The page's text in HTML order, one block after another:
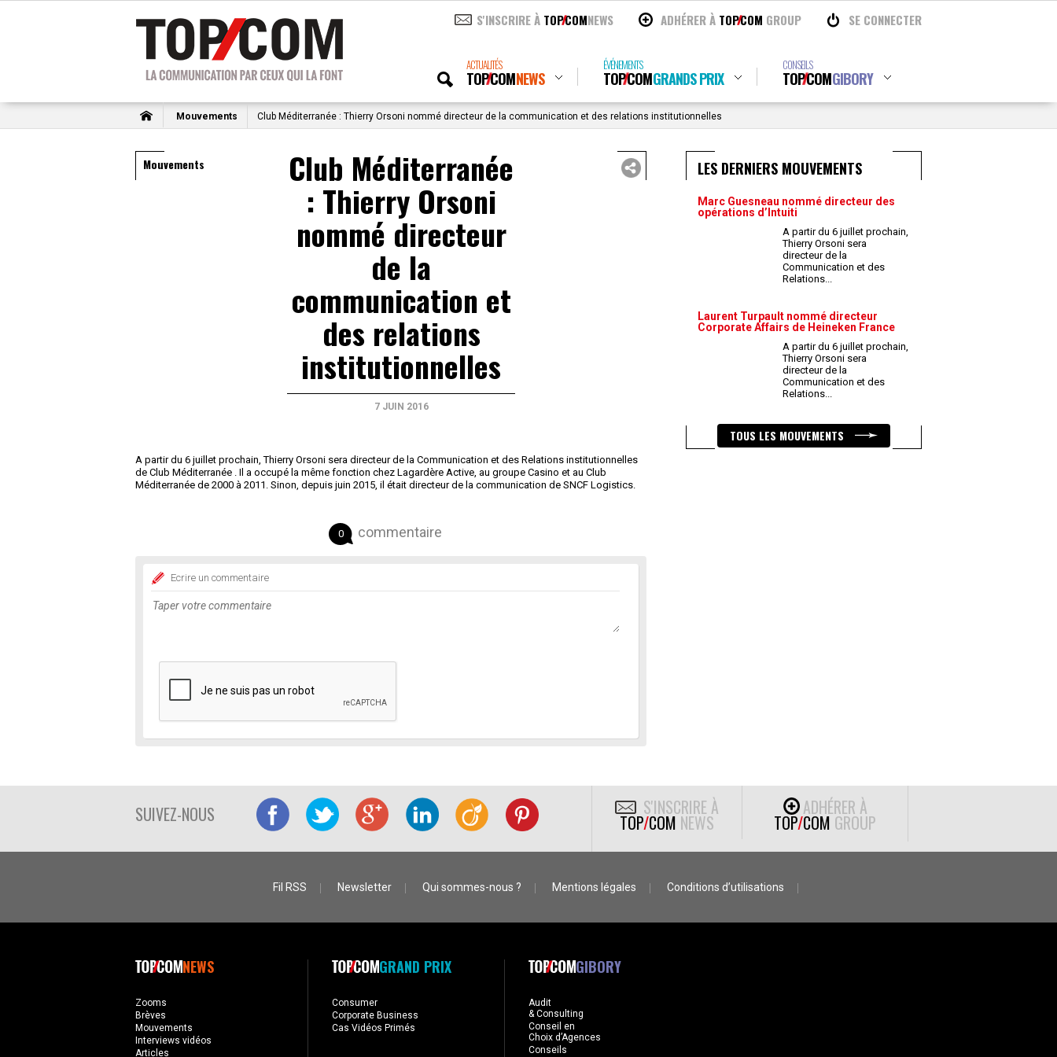
S'INSCRIRE À TOPCOMNEWS ADHÉRER À TOPCOM GROUP SE CONNECTER
ACTUALITÉS
TOPCOMNEWS
ÉVÉNEMENTS
TOPCOMGRANDS PRIX
CONSEILS
TOPCOMGIBORY
Mouvements Club Méditerranée : Thierry Orsoni nommé directeur de la communication et des relations institutionnelles
Mouvements Club Méditerranée
: Thierry Orsoni
nommé directeur
de la
communication et
des relations
institutionnelles
7 JUIN 2016
A partir du 6 juillet prochain, Thierry Orsoni sera directeur de la Communication et des Relations institutionnelles
de Club Méditerranée . Il a occupé la même fonction chez Lagardère Active, au groupe Casino et au Club
Méditerranée de 2000 à 2011. Sinon, depuis juin 2015, il était directeur de la communication de SNCF Logistics.
0 commentaire
Ecrire un commentaire
LES DERNIERS MOUVEMENTS
Marc Guesneau nommé directeur des
opérations d’Intuiti
A partir du 6 juillet prochain,
Thierry Orsoni sera
directeur de la
Communication et des
Relations...
Laurent Turpault nommé directeur
Corporate Affairs de Heineken France
A partir du 6 juillet prochain,
Thierry Orsoni sera
directeur de la
Communication et des
Relations...
TOUS LES MOUVEMENTS
SUIVEZ-NOUS S'INSCRIRE À
TOP/COM NEWS
ADHÉRER À
TOP/COM GROUP
Fil RSS Newsletter Qui sommes-nous ? Mentions légales Conditions d’utilisations
NEWS
Zooms
Brèves
Mouvements
Interviews vidéos
Articles
GRAND PRIX
Consumer
Corporate Business
Cas Vidéos Primés
GIBORY
Audit
& Consulting
Conseil en
Choix d’Agences
Conseils